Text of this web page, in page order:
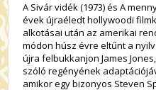
A Sivár vidék(1973) ésA
évek újraéledt hollywoodi
alkotásai után az amerikai
módon húsz évre eltűnt a
újra felbukkanjon James
szóló regényének
amikor egy bizonyos Steven